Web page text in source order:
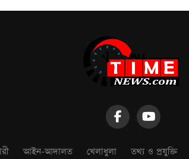
আইন-আদালত খেলাধুলা তথ্য ও প্রযুক্তি